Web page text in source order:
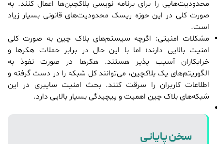
محدودیت‌هایی را برای برنامه نویسی بلاکچین‌ها اعمال کنند. به
صورت کلی در این حوزه ریسک محدودیت‌های قانونی بسیار زیاد
است.
مشکلات امنیتی: اگرچه سیستم‌های بلاک چین به صورت کلی
امنیت بالایی دارند؛ اما با این حال در برابر حملات هکرها و
خرابکاران آسیب پذیر هستند. هکرها در صورت نفوذ به
الگوریتم‌های یک بلاکچین، می‌توانند کل شبکه را در دست گرفته و
اطلاعات کاربران را سرقت کنند. بحث امنیت سایبری در این
شبکه‌های بلاک چین اهمیت و پیچیدگی بسیار بالایی دارد.
سخن پایانی